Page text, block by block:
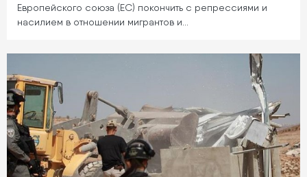
Европейского союза (ЕС) покончить с репрессиями и
насилием в отношении мигрантов и…